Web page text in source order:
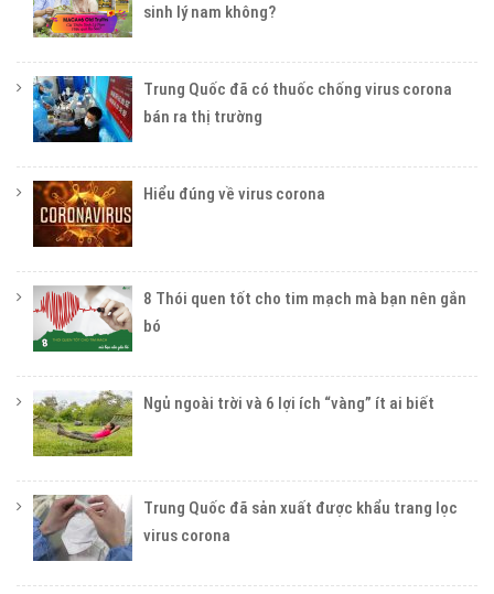
sinh lý nam không?
Trung Quốc đã có thuốc chống virus corona
bán ra thị trường
Hiểu đúng về virus corona
8 Thói quen tốt cho tim mạch mà bạn nên gắn
bó
Ngủ ngoài trời và 6 lợi ích “vàng” ít ai biết
Trung Quốc đã sản xuất được khẩu trang lọc
virus corona